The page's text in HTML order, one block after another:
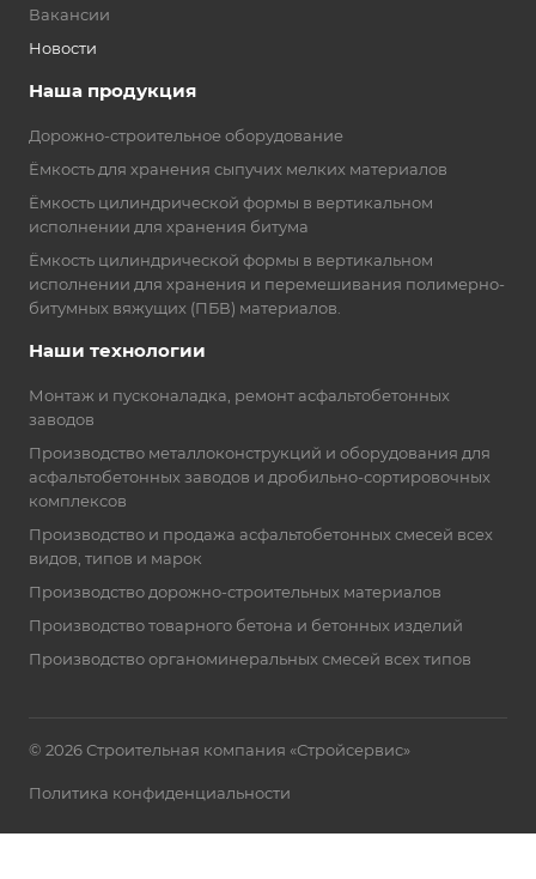
Вакансии
Новости
Наша продукция
Дорожно-строительное оборудование
Ёмкость для хранения сыпучих мелких материалов
Ёмкость цилиндрической формы в вертикальном
исполнении для хранения битума
Ёмкость цилиндрической формы в вертикальном
исполнении для хранения и перемешивания полимерно-
битумных вяжущих (ПБВ) материалов.
Наши технологии
Монтаж и пусконаладка, ремонт асфальтобетонных
заводов
Производство металлоконструкций и оборудования для
асфальтобетонных заводов и дробильно-сортировочных
комплексов
Производство и продажа асфальтобетонных смесей всех
видов, типов и марок
Производство дорожно-строительных материалов
Производство товарного бетона и бетонных изделий
Производство органоминеральных смесей всех типов
© 2026 Строительная компания «Стройсервис»
Политика конфиденциальности